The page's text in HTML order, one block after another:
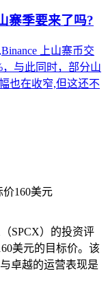
寨季要来了吗?
上山寨币交
，与此同时，部分山
也在收窄,但这还不
价160美元
（SPCX）的投资评
美元的目标价。该
卓越的运营表现是